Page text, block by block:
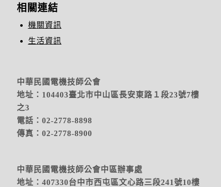
相關連結
機關資訊
生活資訊
中華民國電機技師公會
地址：104403臺北市中山區長安東路１段23號7樓
之3
電話：02-2778-8898
傳真：02-2778-8900
中華民國電機技師公會中區辦事處
地址： 407330台中市西屯區文心路三段241號10樓